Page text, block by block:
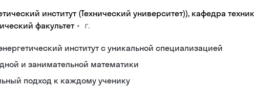
институт (Технический университет)), кафедра
факультет • г.
институт с уникальной специализацией
и занимательной математики
подход к каждому ученику